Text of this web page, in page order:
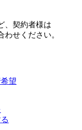
、契約者様は
わせください。
望